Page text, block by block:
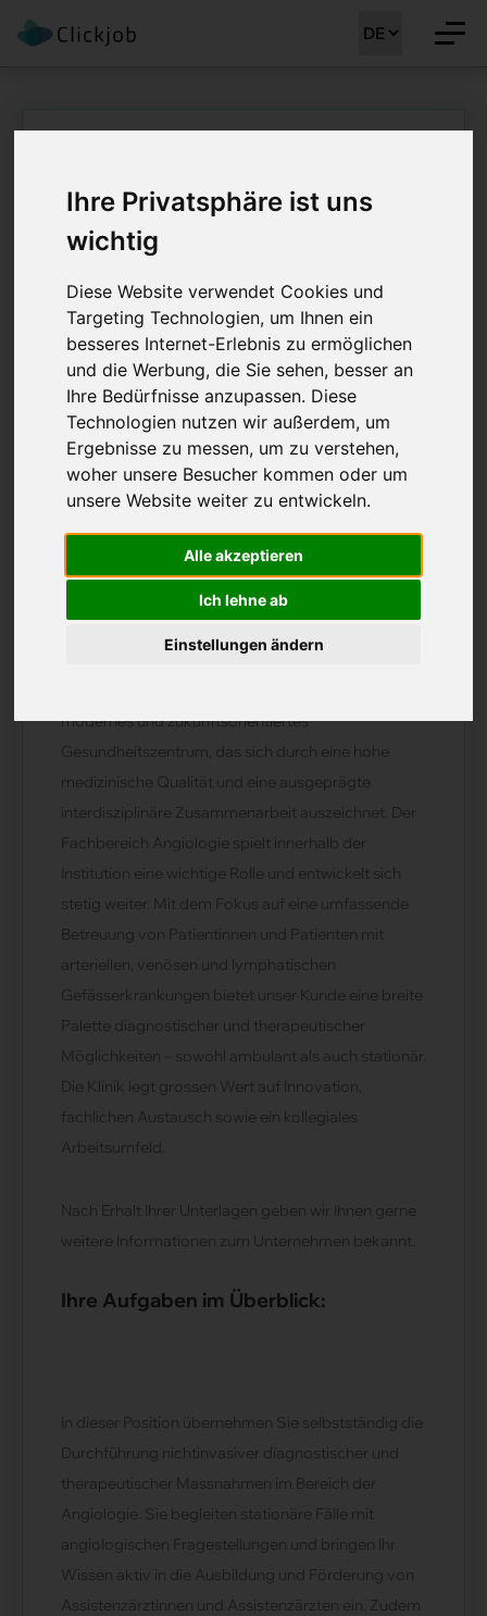
Ihre Privatsphäre ist uns
wichtig
Diese Website verwendet Cookies und
Targeting Technologien, um Ihnen ein
besseres Internet-Erlebnis zu ermöglichen
und die Werbung, die Sie sehen, besser an
Ihre Bedürfnisse anzupassen. Diese
Technologien nutzen wir außerdem, um
Ergebnisse zu messen, um zu verstehen,
woher unsere Besucher kommen oder um
unsere Website weiter zu entwickeln.
Alle akzeptieren
Ich lehne ab
Einstellungen ändern
Oberarzt Angiologie
(m/w/d) 80 - 100%
Job Details: Ärztejobs
Stellenreferenz: CLJ-MM 40924
Job registriert am:06.10.2025 Region:Mittelland
Ihre Ansprechsperson :Martin Meyer
modernes und zukunftsorientiertes
Gesundheitszentrum, das sich durch eine hohe
medizinische Qualität und eine ausgeprägte
interdisziplinäre Zusammenarbeit auszeichnet. Der
Fachbereich Angiologie spielt innerhalb der
Institution eine wichtige Rolle und entwickelt sich
stetig weiter. Mit dem Fokus auf eine umfassende
Betreuung von Patientinnen und Patienten mit
arteriellen, venösen und lymphatischen
Gefässerkrankungen bietet unser Kunde eine breite
Palette diagnostischer und therapeutischer
Möglichkeiten – sowohl ambulant als auch stationär.
Die Klinik legt grossen Wert auf Innovation,
fachlichen Austausch sowie ein kollegiales
Arbeitsumfeld.
Nach Erhalt Ihrer Unterlagen geben wir Ihnen gerne
weitere Informationen zum Unternehmen bekannt.
Ihre Aufgaben im Überblick:
In dieser Position übernehmen Sie selbstständig die
Durchführung nichtinvasiver diagnostischer und
therapeutischer Massnahmen im Bereich der
Angiologie. Sie begleiten stationäre Fälle mit
angiologischen Fragestellungen und bringen Ihr
Wissen aktiv in die Ausbildung und Förderung von
Assistenzärztinnen und Assistenzärzten ein. Zudem